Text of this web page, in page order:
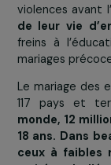
(Fonds des
de la moitié
Cette pratique
ou moins, et
est le plus
violences
de leur vie
freins à
mariages